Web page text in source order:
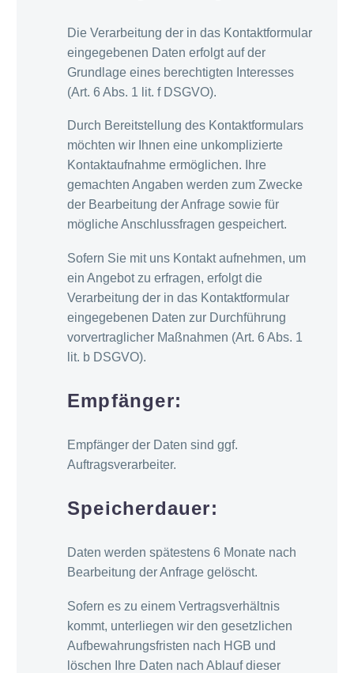
Die Verarbeitung der in das Kontaktformular
eingegebenen Daten erfolgt auf der
Grundlage eines berechtigten Interesses
(Art. 6 Abs. 1 lit. f DSGVO).
Durch Bereitstellung des Kontaktformulars
möchten wir Ihnen eine unkomplizierte
Kontaktaufnahme ermöglichen. Ihre
gemachten Angaben werden zum Zwecke
der Bearbeitung der Anfrage sowie für
mögliche Anschlussfragen gespeichert.
Sofern Sie mit uns Kontakt aufnehmen, um
ein Angebot zu erfragen, erfolgt die
Verarbeitung der in das Kontaktformular
eingegebenen Daten zur Durchführung
vorvertraglicher Maßnahmen (Art. 6 Abs. 1
lit. b DSGVO).
Empfänger:
Empfänger der Daten sind ggf.
Auftragsverarbeiter.
Speicherdauer:
Daten werden spätestens 6 Monate nach
Bearbeitung der Anfrage gelöscht.
Sofern es zu einem Vertragsverhältnis
kommt, unterliegen wir den gesetzlichen
Aufbewahrungsfristen nach HGB und
löschen Ihre Daten nach Ablauf dieser